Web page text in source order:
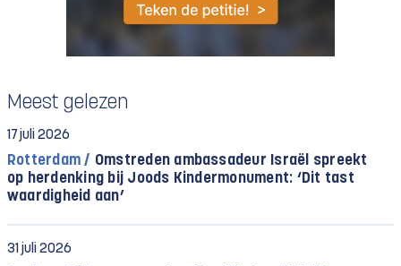
Meest gelezen
17 juli 2026
Rotterdam / Omstreden ambassadeur Israël spreekt
op herdenking bij Joods Kindermonument: ‘Dit tast
waardigheid aan’
31 juli 2026